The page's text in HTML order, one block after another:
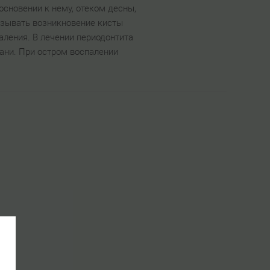
к нему, отеком десны,
возникновение кисты
В лечении периодонтита
При остром воспалении